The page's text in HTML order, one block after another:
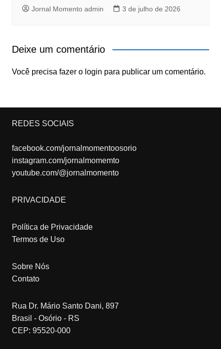
Jornal Momento admin 3 de julho de 2026
Deixe um comentário
Você precisa fazer o login para publicar um comentário.
REDES SOCIAIS
facebook.com/jornalmomentoosorio
instagram.com/jornalmomemto
youtube.com/@jornalmomento
PRIVACIDADE
Política de Privacidade
Termos de Uso
Sobre Nós
Contato
Rua Dr. Mário Santo Dani, 897
Brasil - Osório - RS
CEP: 95520-000